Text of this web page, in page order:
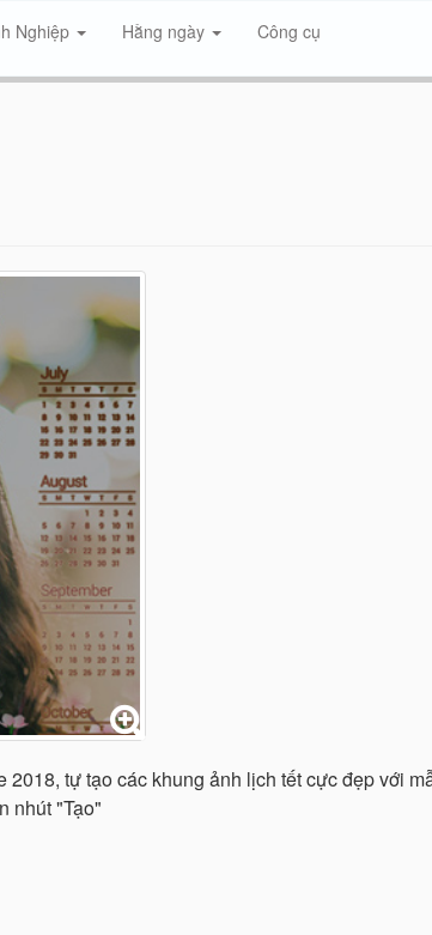
Nghiệp Hằng ngày Công cụ
tự tạo các khung ảnh lịch tết cực đẹp với
nhút "Tạo"